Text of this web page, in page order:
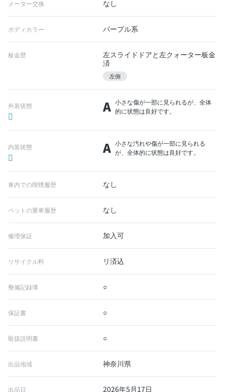
メーター交換 なし
ボディカラー パープル系
板金歴
左スライドドアと左クォーター板金
済
左側
外装状態 A 小さな傷が一部に見られるが、全体
的に状態は良好です。
内装状態 A 小さな汚れや傷が一部に見られる
が、全体的に状態は良好です。
車内での喫煙履歴 なし
ペットの乗車履歴 なし
修理保証 加入可
リサイクル料 リ済込
整備記録簿 ○
保証書 ○
取扱説明書 ○
出品地域 神奈川県
出品日 2026年5月17日